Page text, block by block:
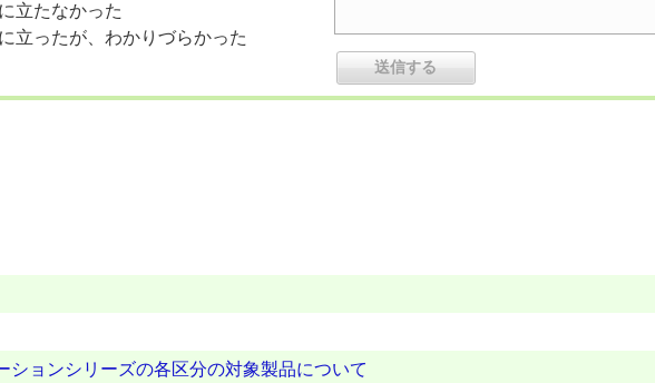
立たなかった
立ったが、わかりづらかった
ションシリーズの各区分の対象製品について